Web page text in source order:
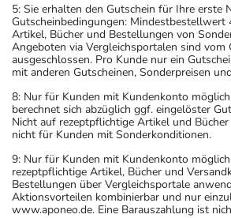
5: Sie erhalten den Gutschein für Ihre erste
Gutscheinbedingungen: Mindestbestellwert
Artikel, Bücher und Bestellungen von
Angeboten via Vergleichsportalen sind vom
ausgeschlossen. Pro Kunde nur ein
mit anderen Gutscheinen, Sonderpreisen
8: Nur für Kunden mit Kundenkonto
berechnet sich abzüglich ggf. eingelöster
Nicht auf rezeptpflichtige Artikel und
nicht für Kunden mit Sonderkonditionen.
9: Nur für Kunden mit Kundenkonto
rezeptpflichtige Artikel, Bücher und
Bestellungen über Vergleichsportale
Aktionsvorteilen kombinierbar und nur
www.aponeo.de. Eine Barauszahlung ist